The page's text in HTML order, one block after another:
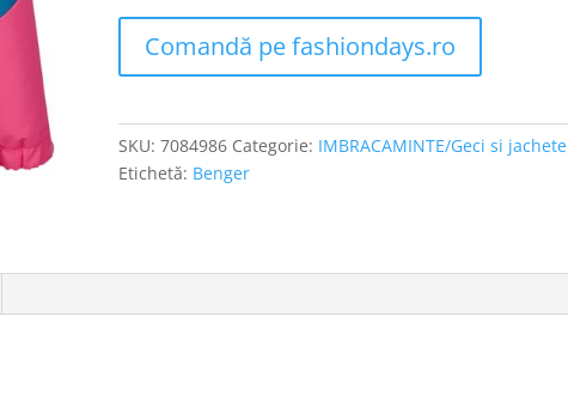
Comandă pe fashiondays.ro
SKU:7084986 Categorie: IMBRACAMINTE/Geci si jachete
Etichetă: Benger